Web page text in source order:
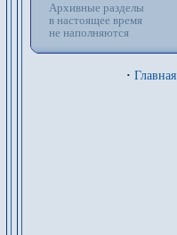
Архивные разделы
в настоящее время
не наполняются
· Главная